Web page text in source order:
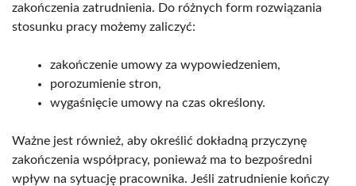
zakończenia zatrudnienia. Do różnych form rozwiązania
stosunku pracy możemy zaliczyć:
zakończenie umowy za wypowiedzeniem,
porozumienie stron,
wygaśnięcie umowy na czas określony.
Ważne jest również, aby określić dokładną przyczynę
zakończenia współpracy, ponieważ ma to bezpośredni
wpływ na sytuację pracownika. Jeśli zatrudnienie kończy